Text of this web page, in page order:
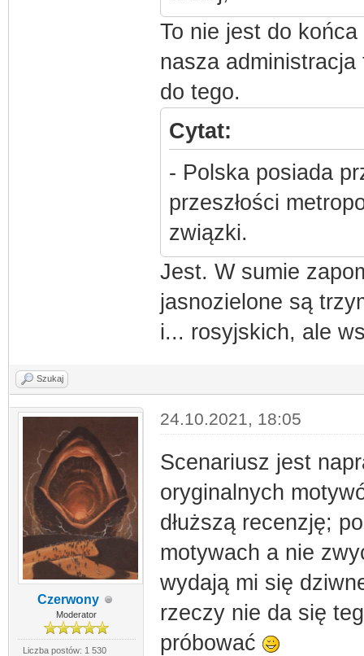
To nie jest do
nasza administracja
do tego.
Cytat:
- Polska posiada
przeszłości
związki.
Jest. W sumie
jasnozielone są
i... rosyjskich, ale
Szukaj
Czerwony
Moderator
Liczba postów: 1 530
24.10.2021, 18:05
Scenariusz jest
oryginalnych
dłuższą recenzję;
motywach a nie
wydają mi się
rzeczy nie da się
próbować